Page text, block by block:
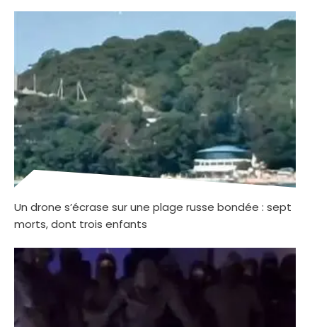
Un drone s’écrase sur une plage russe bondée : sept
morts, dont trois enfants